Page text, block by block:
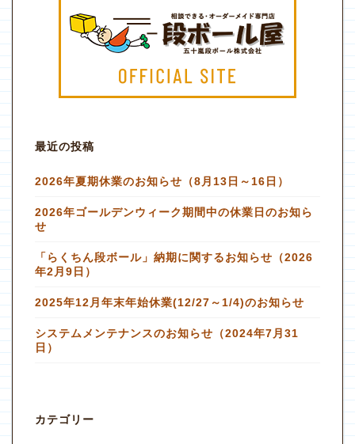
最近の投稿
2026年夏期休業のお知らせ（8月13日～16日）
2026年ゴールデンウィーク期間中の休業日のお知ら
せ
「らくちん段ボール」納期に関するお知らせ（2026
年2月9日）
2025年12月年末年始休業(12/27～1/4)のお知らせ
システムメンテナンスのお知らせ（2024年7月31
日）
カテゴリー